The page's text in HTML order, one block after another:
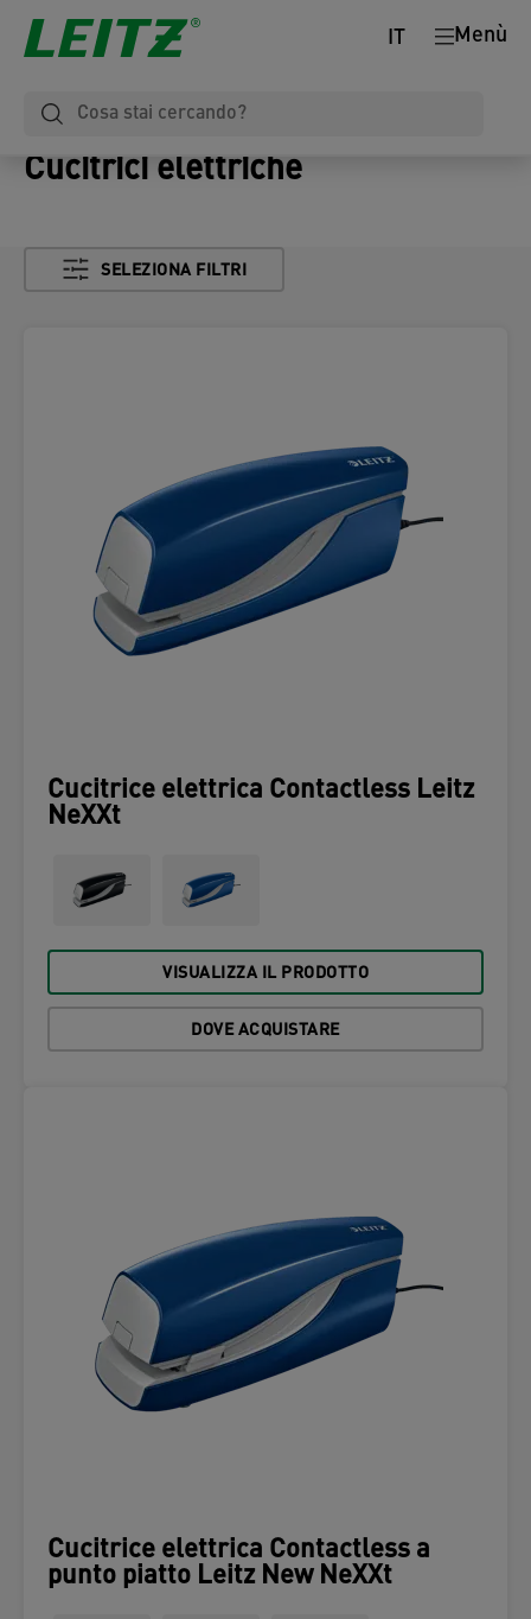
Menù
IT
Cucitrici elettriche
SELEZIONA FILTRI
Cucitrice elettrica Contactless Leitz
NeXXt
VISUALIZZA IL PRODOTTO
DOVE ACQUISTARE
Cucitrice elettrica Contactless a
punto piatto Leitz New NeXXt